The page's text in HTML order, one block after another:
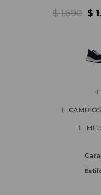
$
$ 1.690